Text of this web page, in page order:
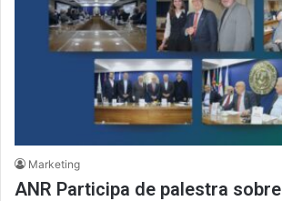
Marketing
ANR Participa de palestra sobre